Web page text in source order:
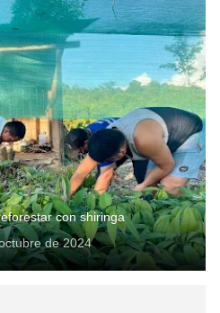
con shiringa
de 2024